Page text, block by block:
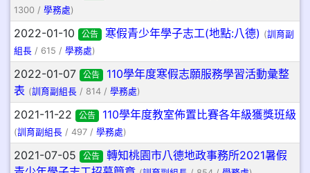
1300 / 學務處)
2022-01-10 公告 寒假青少年學子志工(地點:八德) (訓育副
組長 / 615 / 學務處)
2022-01-07 公告
110學年度寒假志願服務學習活動彙整
表 (訓育副組長 / 814 / 學務處)
2021-11-22 公告 110學年度教室佈置比賽各年級獲獎班級
(訓育副組長 / 497 / 學務處)
2021-07-05 公告
轉知桃園市八德地政事務所2021暑假